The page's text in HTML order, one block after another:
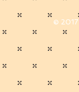
© 2017